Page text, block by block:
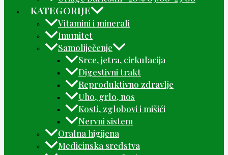
KATEGORIJE
Vitamini i minerali
Imunitet
Samoliječenje
Srce, jetra, cirkulacija
Digestivni trakt
Reproduktivno zdravlje
Uho, grlo, nos
Kosti, zglobovi i mišići
Nervni sistem
Oralna higijena
Medicinska sredstva